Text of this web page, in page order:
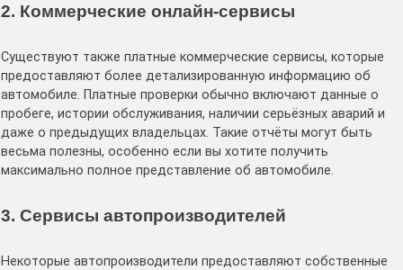
2. Коммерческие онлайн-сервисы
Существуют также платные коммерческие сервисы, которые
предоставляют более детализированную информацию об
автомобиле. Платные проверки обычно включают данные о
пробеге, истории обслуживания, наличии серьёзных аварий и
даже о предыдущих владельцах. Такие отчёты могут быть
весьма полезны, особенно если вы хотите получить
максимально полное представление об автомобиле.
3. Сервисы автопроизводителей
Некоторые автопроизводители предоставляют собственные